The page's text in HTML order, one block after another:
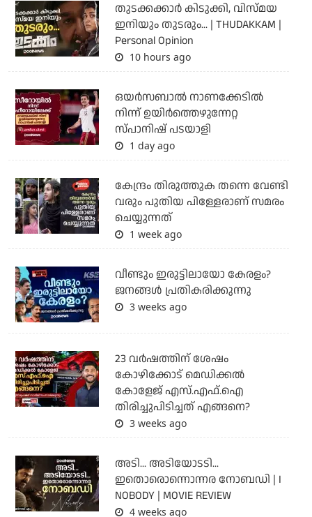
തുടക്കക്കാര്‍ കിടുക്കി, വിസ്മയ
ഇനിയും തുടരും... | THUDAKKAM |
Personal Opinion
10 hours ago
ഒയര്‍സബാൽ നാണക്കേടിൽ
നിന്ന് ഉയിർത്തെഴുന്നേറ്റ
സ്പാനിഷ് പടയാളി
1 day ago
കേന്ദ്രം തിരുത്തുക തന്നെ വേണ്ടി
വരും പുതിയ പിള്ളേരാണ് സമരം
ചെയ്യുന്നത്
1 week ago
വീണ്ടും ഇരുട്ടിലായോ കേരളം?
ജനങ്ങൾ പ്രതികരിക്കുന്നു
3 weeks ago
23 വർഷത്തിന് ശേഷം
കോഴിക്കോട് മെഡിക്കൽ
കോളേജ് എസ്.എഫ്.ഐ
തിരിച്ചുപിടിച്ചത് എങ്ങനെ?
3 weeks ago
അടി... അടിയോടടി...
ഇതൊരൊന്നൊന്നര നോബഡി | I
NOBODY | MOVIE REVIEW
4 weeks ago